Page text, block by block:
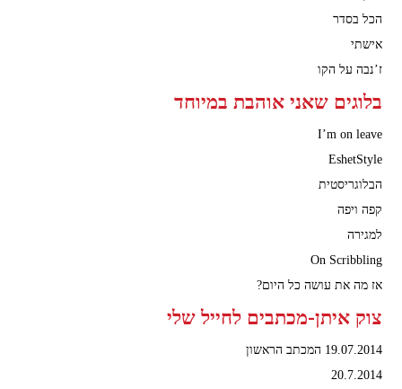
הכל בסדר
אישתי
ז’נבה על הקו
בלוגים שאני אוהבת במיוחד
I’m on leave
EshetStyle
הבלוגריסטית
קפה ויפה
למגירה
On Scribbling
אז מה את עושה כל היום?
צוק איתן-מכתבים לחייל שלי
19.07.2014 המכתב הראשון
20.7.2014